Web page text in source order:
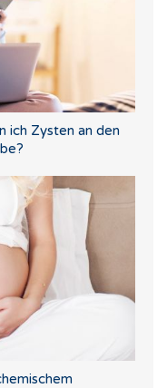
ich Zysten an den